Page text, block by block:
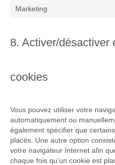
Marketing
8. Activer/désactiver
cookies
Vous pouvez utiliser votre
automatiquement ou
également spécifier que
placés. Une autre option
votre navigateur Internet afin
chaque fois qu’un cookie est